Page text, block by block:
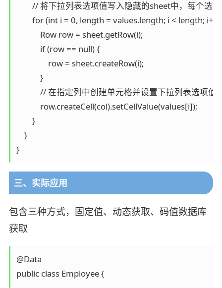
// 将下拉列表选项值写入隐藏的sheet中，每个选
for (int i = 0, length = values.length; i < length; i++)
            Row row = sheet.getRow(i);
            if (row == null) {
                row = sheet.createRow(i);
            }
            // 在指定列中创建单元格并设置下拉列表选项值
            row.createCell(col).setCellValue(values[i]);
        }
    }
}
三、实际应用
包含三种方式，固定值、动态获取、码值数据库
获取
@Data
public class Employee {